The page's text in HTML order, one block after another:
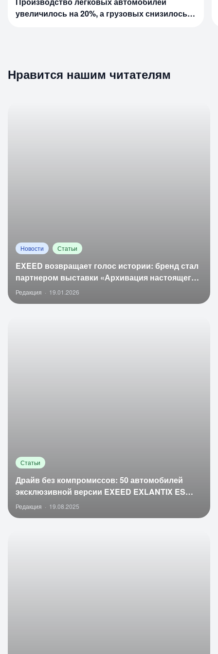
увеличилось на 20%, а грузовых снизилось
Нравится нашим читателям
Новости Статьи
EXEED возвращает голос истории: бренд стал
партнером выставки «Архивация настоящего
2.0»
Редакция · 19.01.2026
Статьи
Драйв без компромиссов: 50 автомобилей
эксклюзивной версии EXEED EXLANTIX ES
SPORT
Редакция · 19.08.2025